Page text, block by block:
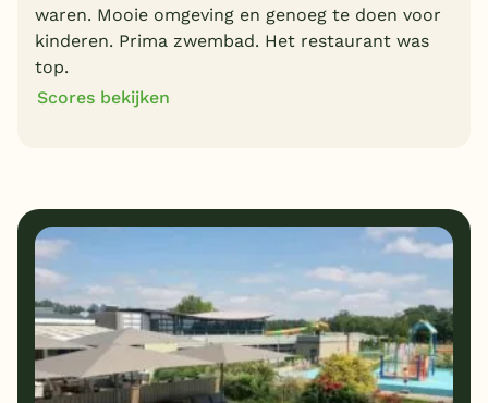
waren. Mooie omgeving en genoeg te doen voor
kinderen. Prima zwembad. Het restaurant was
top.
Scores bekijken
7 Kindvriendelijk
9 Prijs/kwaliteit